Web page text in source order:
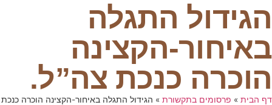
הגידול התגלה
באיחור-הקצינה
הוכרה כנכת צה”ל.
דף הבית » פרסומים בתקשורת » הגידול התגלה באיחור-הקצינה הוכרה כנכת